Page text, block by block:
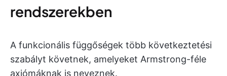
rendszerekben
A funkcionális függőségek több következtetési
szabályt követnek, amelyeket Armstrong-féle
axiómáknak is neveznek.